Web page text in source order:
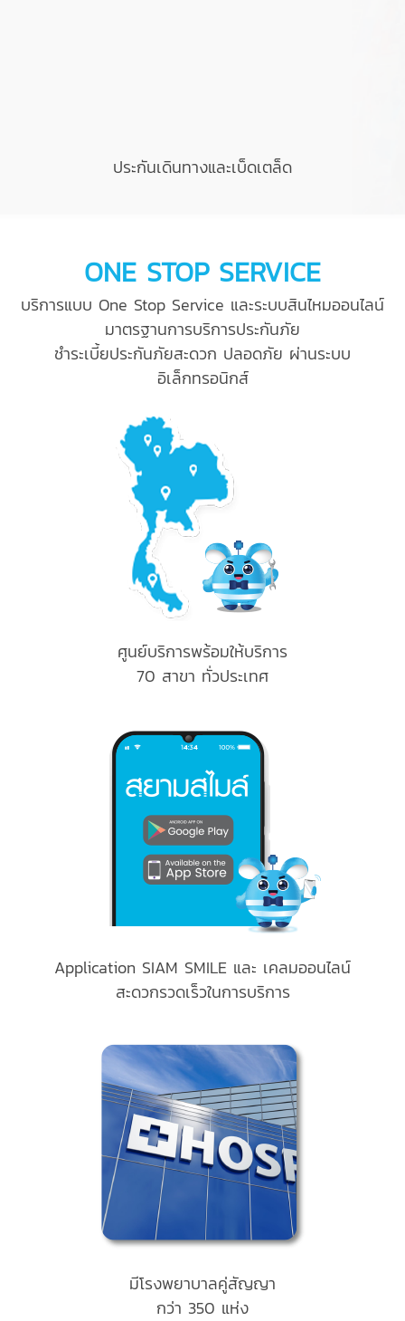
ประกันเดินทางและเบ็ดเตล็ด
ONE STOP SERVICE
บริการแบบ One Stop Service และระบบสินไหมออนไลน์
มาตรฐานการบริการประกันภัย
ชำระเบี้ยประกันภัยสะดวก ปลอดภัย ผ่านระบบ
อิเล็กทรอนิกส์
ศูนย์บริการพร้อมให้บริการ
70 สาขา ทั่วประเทศ
Application SIAM SMILE และ เคลมออนไลน์
สะดวกรวดเร็วในการบริการ
มีโรงพยาบาลคู่สัญญา
กว่า 350 แห่ง